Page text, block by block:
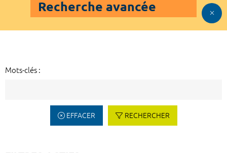
Recherche avancée
Mots-clés :
EFFACER RECHERCHER